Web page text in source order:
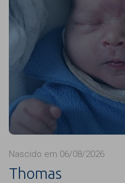
Nascido em 06/08/2026
Thomas